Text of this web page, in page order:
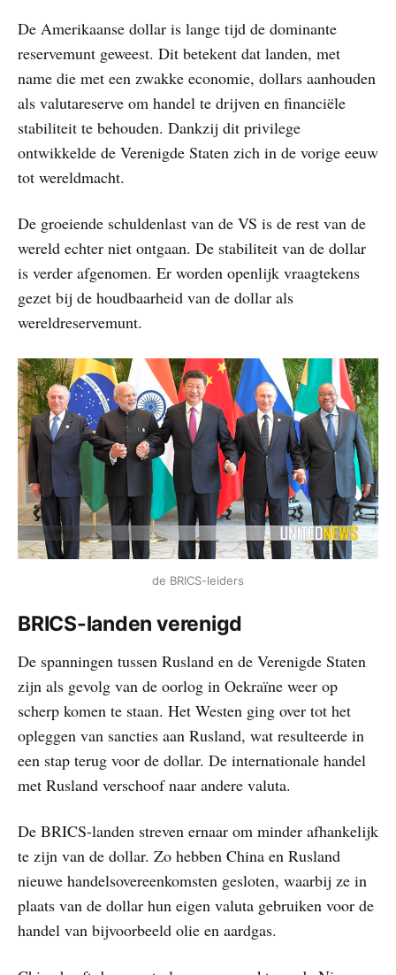
De Amerikaanse dollar is lange tijd de dominante
reservemunt geweest. Dit betekent dat landen, met
name die met een zwakke economie, dollars aanhouden
als valutareserve om handel te drijven en financiële
stabiliteit te behouden. Dankzij dit privilege
ontwikkelde de Verenigde Staten zich in de vorige eeuw
tot wereldmacht.
De groeiende schuldenlast van de VS is de rest van de
wereld echter niet ontgaan. De stabiliteit van de dollar
is verder afgenomen. Er worden openlijk vraagtekens
gezet bij de houdbaarheid van de dollar als
wereldreservemunt.
de BRICS-leiders
BRICS-landen verenigd
De spanningen tussen Rusland en de Verenigde Staten
zijn als gevolg van de oorlog in Oekraïne weer op
scherp komen te staan. Het Westen ging over tot het
opleggen van sancties aan Rusland, wat resulteerde in
een stap terug voor de dollar. De internationale handel
met Rusland verschoof naar andere valuta.
De BRICS-landen streven ernaar om minder afhankelijk
te zijn van de dollar. Zo hebben China en Rusland
nieuwe handelsovereenkomsten gesloten, waarbij ze in
plaats van de dollar hun eigen valuta gebruiken voor de
handel van bijvoorbeeld olie en aardgas.